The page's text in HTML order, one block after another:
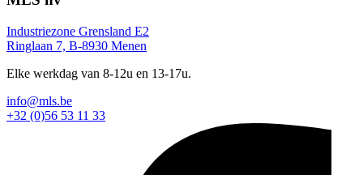
Industriezone Grensland E2
Ringlaan 7, B-8930 Menen
Elke werkdag van 8-12u en 13-17u.
info@mls.be
+32 (0)56 53 11 33